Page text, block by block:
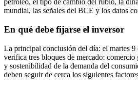
petróleo, el tipo de cambio del rublo, la
mundial, las señales del BCE y los datos
En qué debe fijarse el inversor
La principal conclusión del día: el martes 9
verifica tres bloques de mercado:
y sostenibilidad de la demanda del
deben seguir de cerca los siguientes